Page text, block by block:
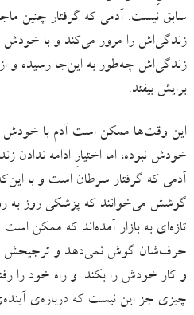
سابق نیست. آدمی که گرفتار چنین
زندگی‌اش را مرور می‌کند و با خودش
زندگی‌اش چه‌طور به این‌جا رسیده و
برایش بیفتد.
این وقت‌ها ممکن است آدم با خودش
خودش نبوده، اما اختیارِ ادامه
آدمی که گرفتار سرطان است و با
گوشش می‌خوانند که پزشکی روز به
تازه‌ای به بازار آمده‌اند که ممکن است
حرف‌شان گوش نمی‌دهد و ترجیحش
و کار خودش را بکند. و راه خود را
چیزی جز این نیست که درباره‌ی